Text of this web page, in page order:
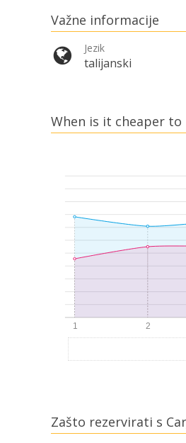
Važne informacije
Jezik
talijanski
When is it cheaper to
Zašto rezervirati s